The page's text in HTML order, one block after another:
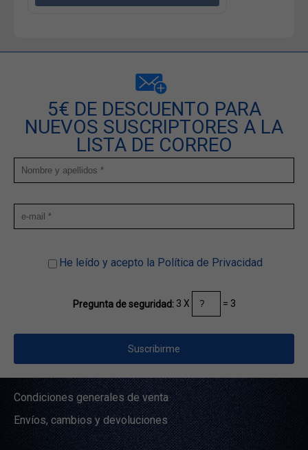
5€ DE DESCUENTO PARA
NUEVOS SUSCRIPTORES A LA
LISTA DE CORREO
He leído y acepto la Política de Privacidad
Pregunta de seguridad: 3 X = 3
Condiciones generales de venta
Envíos, cambios y devoluciones